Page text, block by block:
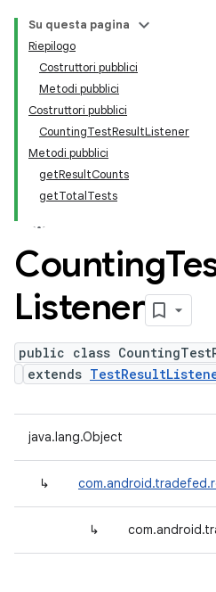
Su questa pagina
Riepilogo
Costruttori pubblici
Metodi pubblici
Costruttori pubblici
CountingTestResultListener
Metodi pubblici
getResultCounts
getTotalTests
Counting
Listener
public class
extends
java.lang.Object
↳
↳